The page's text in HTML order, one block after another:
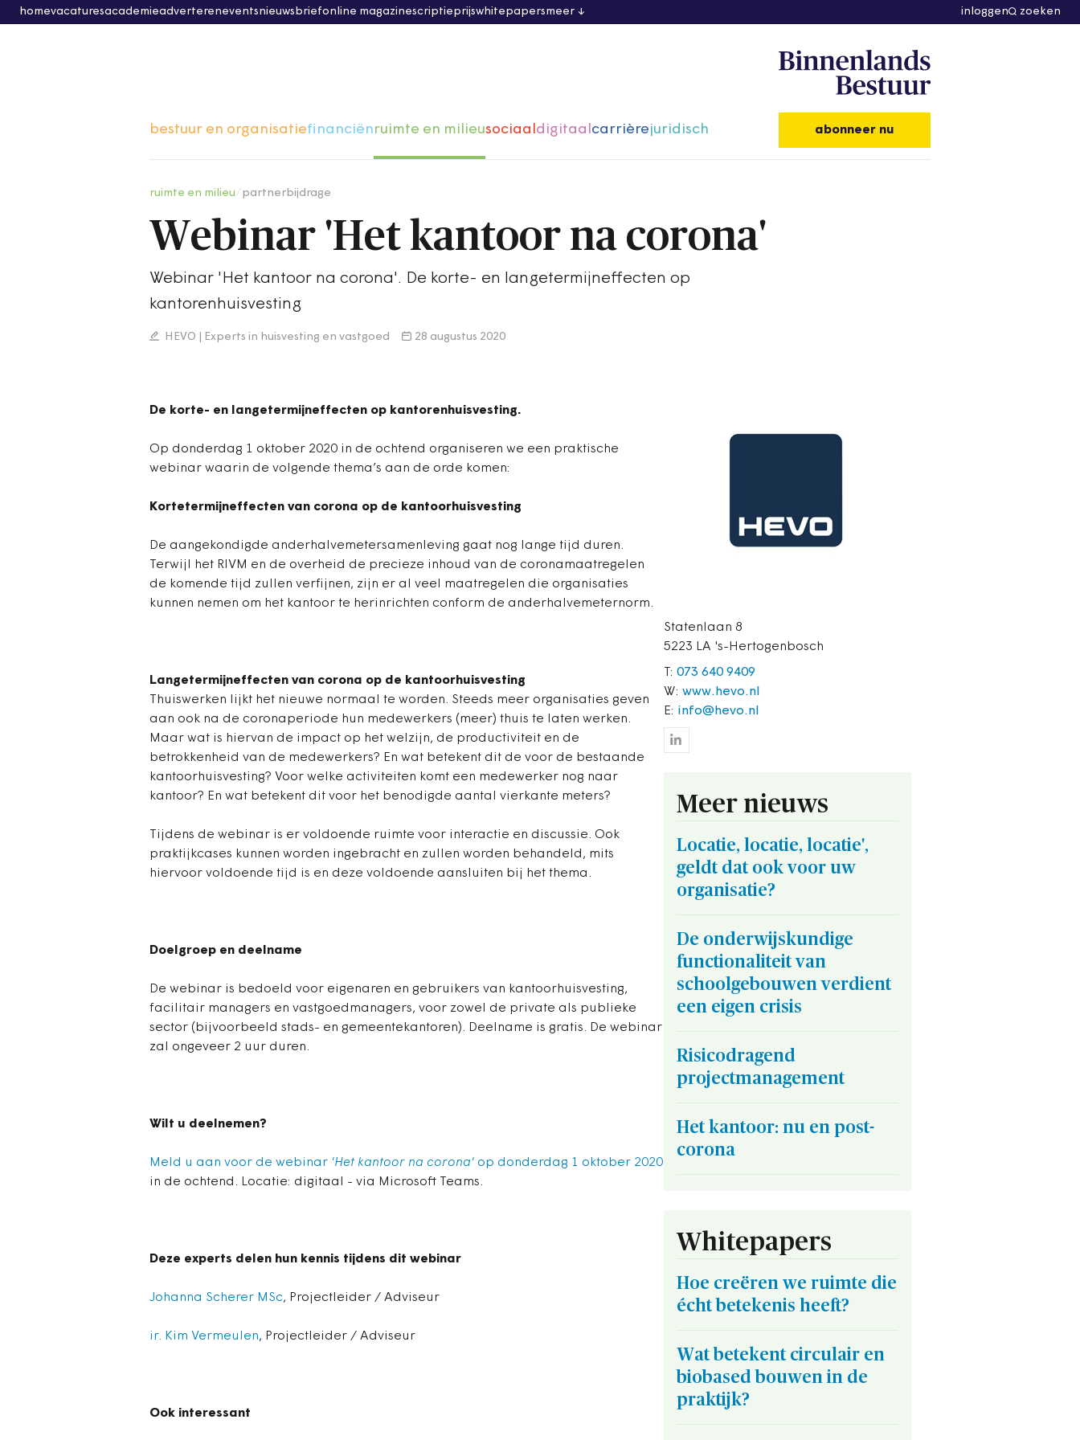
homevacaturesacademieadvertereneventsnieuwsbriefonline magazinescriptieprijswhitepapersmeer inloggen zoeken
bestuur en organisatiefinanciënruimte en milieusociaaldigitaalcarrièrejuridisch abonneer nu
ruimte en milieu partnerbijdrage
Webinar 'Het kantoor na corona'
Webinar 'Het kantoor na corona'. De korte- en langetermijneffecten op
kantorenhuisvesting
HEVO | Experts in huisvesting en vastgoed 28 augustus 2020
De korte- en langetermijneffecten op kantorenhuisvesting.
Op donderdag 1 oktober 2020 in de ochtend organiseren we een praktische
webinar waarin de volgende thema’s aan de orde komen:
Kortetermijneffecten van corona op de kantoorhuisvesting
De aangekondigde anderhalvemetersamenleving gaat nog lange tijd duren.
Terwijl het RIVM en de overheid de precieze inhoud van de coronamaatregelen
de komende tijd zullen verfijnen, zijn er al veel maatregelen die organisaties
kunnen nemen om het kantoor te herinrichten conform de anderhalvemeternorm.
Langetermijneffecten van corona op de kantoorhuisvesting
Thuiswerken lijkt het nieuwe normaal te worden. Steeds meer organisaties geven
aan ook na de coronaperiode hun medewerkers (meer) thuis te laten werken.
Maar wat is hiervan de impact op het welzijn, de productiviteit en de
betrokkenheid van de medewerkers? En wat betekent dit de voor de bestaande
kantoorhuisvesting? Voor welke activiteiten komt een medewerker nog naar
kantoor? En wat betekent dit voor het benodigde aantal vierkante meters?
Tijdens de webinar is er voldoende ruimte voor interactie en discussie. Ook
praktijkcases kunnen worden ingebracht en zullen worden behandeld, mits
hiervoor voldoende tijd is en deze voldoende aansluiten bij het thema.
Doelgroep en deelname
De webinar is bedoeld voor eigenaren en gebruikers van kantoorhuisvesting,
facilitair managers en vastgoedmanagers, voor zowel de private als publieke
sector (bijvoorbeeld stads- en gemeentekantoren). Deelname is gratis. De webinar
zal ongeveer 2 uur duren.
Wilt u deelnemen?
Meld u aan voor de webinar 'Het kantoor na corona' op donderdag 1 oktober 2020
in de ochtend. Locatie: digitaal - via Microsoft Teams.
Deze experts delen hun kennis tijdens dit webinar
Johanna Scherer MSc, Projectleider / Adviseur
ir. Kim Vermeulen, Projectleider / Adviseur
Ook interessant
Statenlaan 8
5223 LA 's-Hertogenbosch
T: 073 640 9409
W: www.hevo.nl
E: info@hevo.nl
Meer nieuws
Locatie, locatie, locatie',
geldt dat ook voor uw
organisatie?
De onderwijskundige
functionaliteit van
schoolgebouwen verdient
een eigen crisis
Risicodragend
projectmanagement
Het kantoor: nu en post-
corona
Whitepapers
Hoe creëren we ruimte die
écht betekenis heeft?
Wat betekent circulair en
biobased bouwen in de
praktijk?